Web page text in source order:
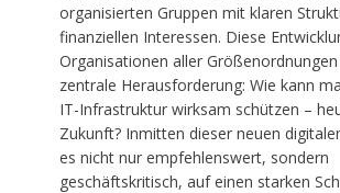
organisierten Gruppen mit klaren
finanziellen Interessen. Diese
Organisationen aller
zentrale Herausforderung: Wie kann
IT-Infrastruktur wirksam schützen –
Zukunft? Inmitten dieser neuen
es nicht nur empfehlenswert, sondern
geschäftskritisch, auf einen starken